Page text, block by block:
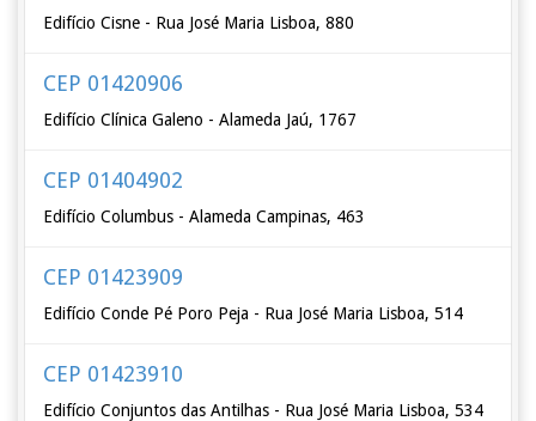
Edifício Cisne - Rua José Maria Lisboa, 880
CEP 01420906
Edifício Clínica Galeno - Alameda Jaú, 1767
CEP 01404902
Edifício Columbus - Alameda Campinas, 463
CEP 01423909
Edifício Conde Pé Poro Peja - Rua José Maria Lisboa, 514
CEP 01423910
Edifício Conjuntos das Antilhas - Rua José Maria Lisboa, 534